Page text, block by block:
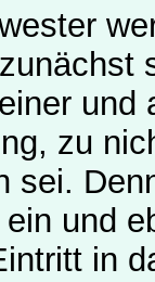
und
zu
sei.
und
in